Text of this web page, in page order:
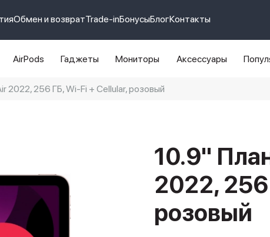
Обмен и возвратTrade-inБонусыБлогКонтакты
AirPods Гаджеты Мониторы Аксессуары
2022, 256 ГБ, Wi-Fi + Cellular, розовый
10.9"
2022, 256
розовый